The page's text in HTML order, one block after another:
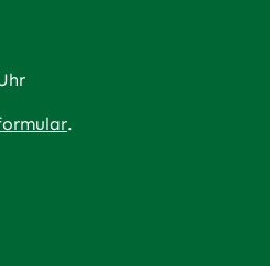
.
– öffnet in neuem Tab
– öffnet in neuem Tab
uns auf LinkedIn – öffnet in
Pinterest inspirieren – öffnet
dich mit uns auf Xing – öffnet
unsere Videos auf YouTube